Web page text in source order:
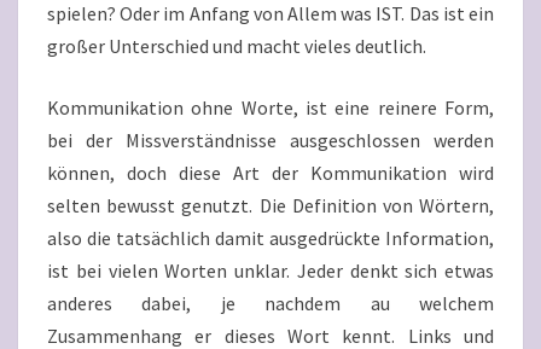
spielen? Oder im Anfang von Allem was IST. Das ist ein
großer Unterschied und macht vieles deutlich.
Kommunikation ohne Worte, ist eine reinere Form,
bei der Missverständnisse ausgeschlossen werden
können, doch diese Art der Kommunikation wird
selten bewusst genutzt. Die Definition von Wörtern,
also die tatsächlich damit ausgedrückte Information,
ist bei vielen Worten unklar. Jeder denkt sich etwas
anderes dabei, je nachdem au welchem
Zusammenhang er dieses Wort kennt. Links und